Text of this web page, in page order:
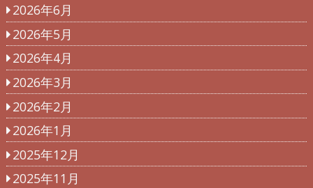
2026年6月
2026年5月
2026年4月
2026年3月
2026年2月
2026年1月
2025年12月
2025年11月